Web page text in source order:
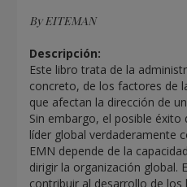
By EITEMAN
Descripción:
Este libro trata de la
concreto, de los factores de
que afectan la dirección de
Sin embargo, el posible éxito
líder global verdaderamente
EMN depende de la
dirigir la organización global.
contribuir al desarrollo de los